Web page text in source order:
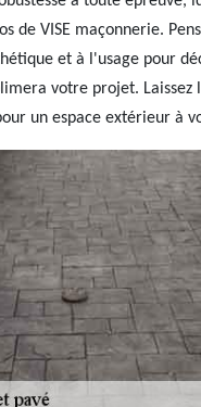
de VISE maçonnerie.
et à l'usage pour
votre projet. Laissez
un espace extérieur à